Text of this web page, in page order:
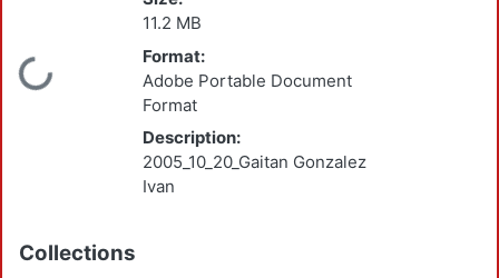
Loading...
11.2 MB
Format:
Adobe Portable Document
Format
Description:
2005_10_20_Gaitan Gonzalez
Ivan
Collections